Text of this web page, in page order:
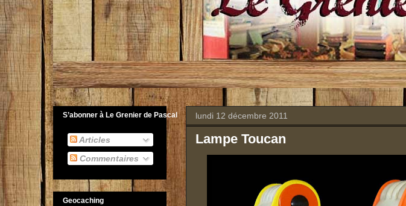
lundi 12 décembre 2011
Lampe Toucan
S’abonner à Le Grenier de Pascal
Articles
Commentaires
Geocaching